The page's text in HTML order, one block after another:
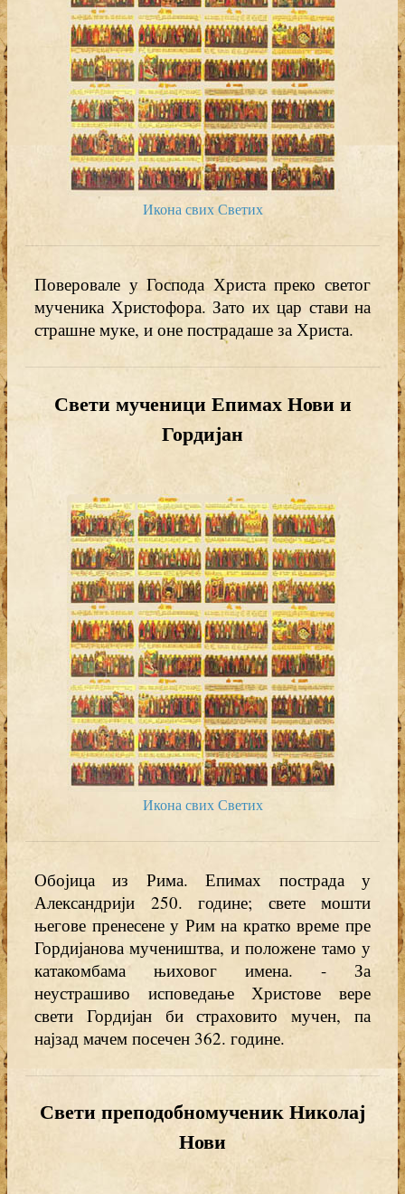
Икона свих Светих
Поверовале у Господа Христа преко светог
мученика Христофора. Зато их цар стави на
страшне муке, и оне пострадаше за Христа.
Свети мученици Епимах Нови и
Гордијан
Икона свих Светих
Обојица из Рима. Епимах пострада у
Александрији 250. године; свете мошти
његове пренесене у Рим на кратко време пре
Гордијанова мучеништва, и положене тамо у
катакомбама њиховог имена. - За
неустрашиво исповедање Христове вере
свети Гордијан би страховито мучен, па
најзад мачем посечен 362. године.
Свети преподобномученик Николај
Нови